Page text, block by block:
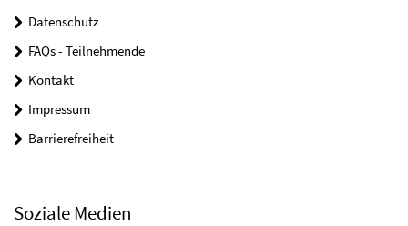
Datenschutz
FAQs - Teilnehmende
Kontakt
Impressum
Barrierefreiheit
Soziale Medien